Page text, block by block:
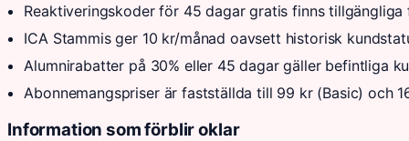
Reaktiveringskoder för 45 dagar gratis finns
ICA Stammis ger 10 kr/månad oavsett historisk
Alumnirabatter på 30% eller 45 dagar gäller befintliga
Abonnemangspriser är fastställda till 99 kr (Basic) och
Information som förblir oklar